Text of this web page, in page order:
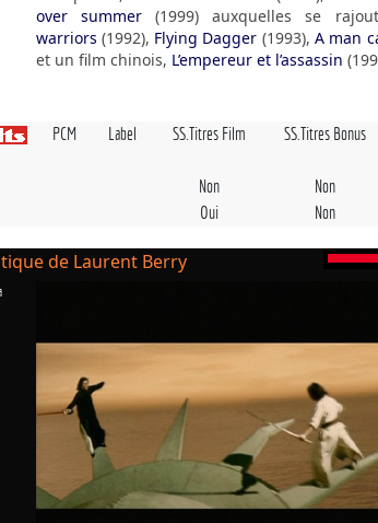
over summer(1999) auxquelles se
warriors (1992), Flying Dagger (1993), A man
et un film chinois, L’empereur et l’assassin
PCM Label SS.Titres Film SS.Titres Bonus
Non Non
Oui Non
de Laurent Berry